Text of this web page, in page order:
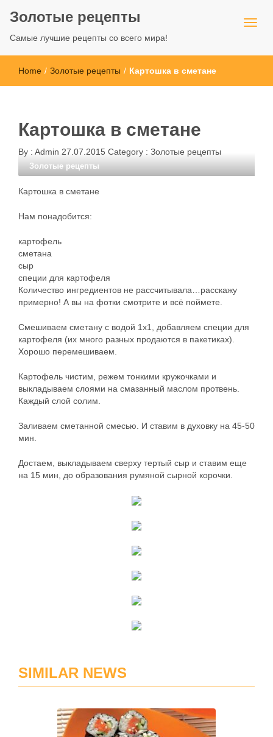
Золотые рецепты
Самые лучшие рецепты со всего мира!
Home / Золотые рецепты / Картошка в сметане
Картошка в сметане
By : Admin 27.07.2015 Category : Золотые рецепты
Золотые рецепты
Картошка в сметане
Нам понадобится:
картофель
сметана
сыр
специи для картофеля
Количество ингредиентов не рассчитывала…расскажу
примерно! А вы на фотки смотрите и всё поймете.
Смешиваем сметану с водой 1х1, добавляем специи для
картофеля (их много разных продаются в пакетиках).
Хорошо перемешиваем.
Картофель чистим, режем тонкими кружочками и
выкладываем слоями на смазанный маслом протвень.
Каждый слой солим.
Заливаем сметанной смесью. И ставим в духовку на 45-50
мин.
Достаем, выкладываем сверху тертый сыр и ставим еще
на 15 мин, до образования румяной сырной корочки.
SIMILAR NEWS